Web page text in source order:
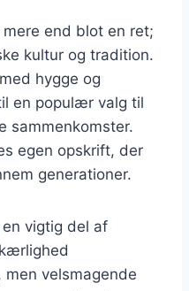
end blot en ret;
kultur og tradition.
hygge og
en populær valg til
sammenkomster.
egen opskrift, der
generationer.
vigtig del af
velsmagende